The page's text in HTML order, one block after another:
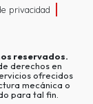
privacidad
reservados.
derechos en
ofrecidos
mecánica o
para tal fin.